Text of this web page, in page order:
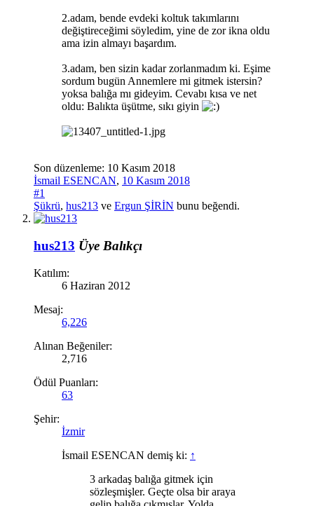
2.adam, bende evdeki koltuk takımlarını
değiştireceğimi söyledim, yine de zor ikna oldu
ama izin almayı başardım.
3.adam, ben sizin kadar zorlanmadım ki. Eşime
sordum bugün Annemlere mi gitmek istersin?
yoksa balığa mı gideyim. Cevabı kısa ve net
oldu: Balıkta üşütme, sıkı giyin
Son düzenleme: 10 Kasım 2018
İsmail ESENCAN, 10 Kasım 2018
#1
Şükrü, hus213 ve Ergun ŞİRİN bunu beğendi.
hus213 Üye Balıkçı
Katılım:
6 Haziran 2012
Mesaj:
6,226
Alınan Beğeniler:
2,716
Ödül Puanları:
63
Şehir:
İzmir
İsmail ESENCAN demiş ki: ↑
3 arkadaş balığa gitmek için
sözleşmişler. Geçte olsa bir araya